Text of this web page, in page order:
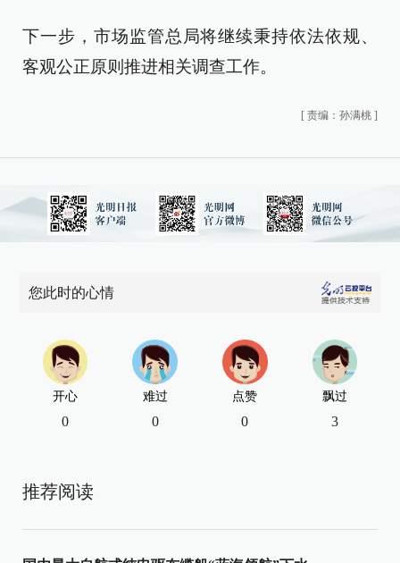
下一步，市场监管总局将继续秉持依法依规、
客观公正原则推进相关调查工作。
[ 责编：孙满桃 ]
您此时的心情
开心
0
难过
0
点赞
0
飘过
3
推荐阅读